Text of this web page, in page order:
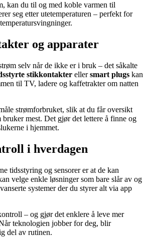
kan du til og med koble varmen til
seg etter utetemperaturen – perfekt for
og apparater
selv når de ikke er i bruk – det såkalte
stikkontakter ellersmart plugs kan
til TV, ladere og kaffetrakter om natten
strømforbruket, slik at du får oversikt
mest. Det gjør det lettere å finne og
i hjemmet.
i hverdagen
tidsstyring og sensorer er at de kan
velge enkle løsninger som bare slår av og
systemer der du styrer alt via app
– og gjør det enklere å leve mer
teknologien jobber for deg, blir
del av rutinen.